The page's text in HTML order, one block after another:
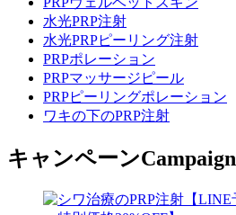
水光PRP注射
水光PRPピーリング注射
PRPポレーション
PRPマッサージピール
PRPピーリングポレーション
ワキの下のPRP注射
キャンペーンCampaign